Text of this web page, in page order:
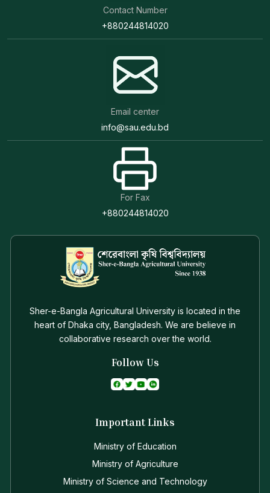
Contact Number
+880244814020
Email center
info@sau.edu.bd
For Fax
+880244814020
Sher-e-Bangla Agricultural University is located in the
heart of Dhaka city, Bangladesh. We are believe in
collaborative research over the world.
Follow Us
Important Links
Ministry of Education
Ministry of Agriculture
Ministry of Science and Technology